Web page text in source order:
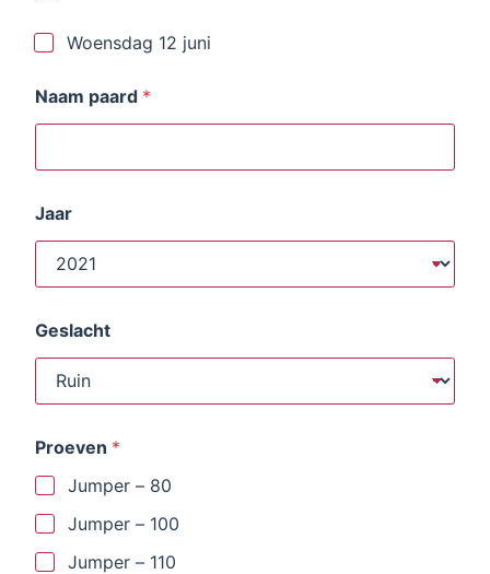
d
e
4
Woensdag 12 juni
Naam paard *
Jaar
Geslacht
Proeven *
Jumper – 80
Jumper – 100
Jumper – 110